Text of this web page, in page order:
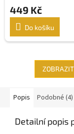
449 Kč
Do košíku
Popis Podobné (4)
Detailní popis